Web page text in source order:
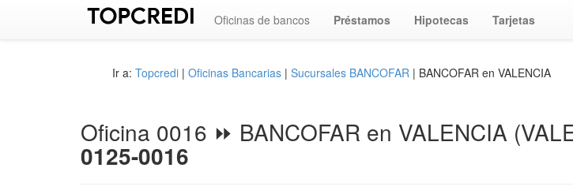
Oficinas de bancos Préstamos Hipotecas Tarjetas
Ir a: Topcredi | Oficinas Bancarias | Sucursales BANCOFAR | BANCOFAR en VALENCIA
Oficina 0016 ⏩ BANCOFAR en VALENCIA
0125-0016